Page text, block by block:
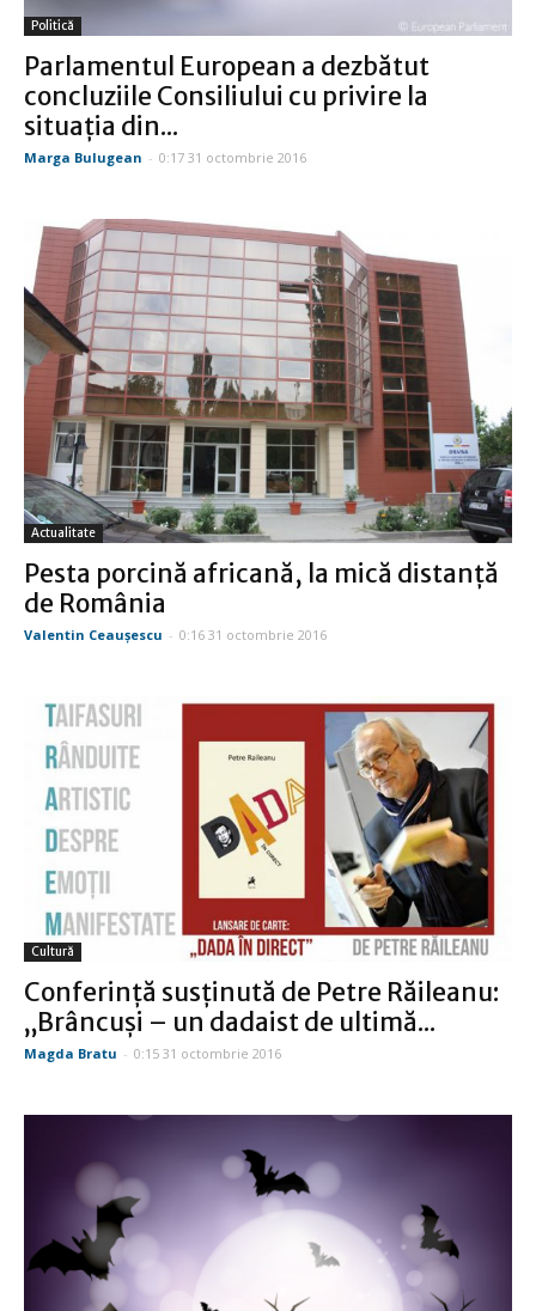
Politică
Parlamentul European a dezbătut
concluziile Consiliului cu privire la
situaţia din...
Marga Bulugean - 0:17 31 octombrie 2016
Actualitate
Pesta porcină africană, la mică distanţă
de România
Valentin Ceauşescu - 0:16 31 octombrie 2016
Cultură
Conferinţă susţinută de Petre Răileanu:
„Brâncuşi – un dadaist de ultimă...
Magda Bratu - 0:15 31 octombrie 2016